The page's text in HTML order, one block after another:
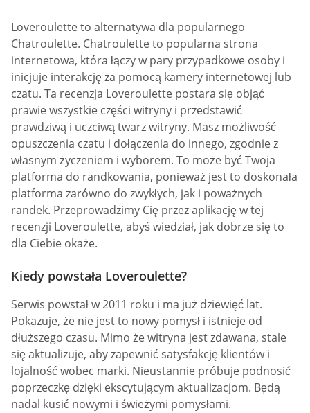
Loveroulette to alternatywa dla popularnego
Chatroulette. Chatroulette to popularna strona
internetowa, która łączy w pary przypadkowe osoby i
inicjuje interakcję za pomocą kamery internetowej lub
czatu. Ta recenzja Loveroulette postara się objąć
prawie wszystkie części witryny i przedstawić
prawdziwą i uczciwą twarz witryny. Masz możliwość
opuszczenia czatu i dołączenia do innego, zgodnie z
własnym życzeniem i wyborem. To może być Twoja
platforma do randkowania, ponieważ jest to doskonała
platforma zarówno do zwykłych, jak i poważnych
randek. Przeprowadzimy Cię przez aplikację w tej
recenzji Loveroulette, abyś wiedział, jak dobrze się to
dla Ciebie okaże.
Kiedy powstała Loveroulette?
Serwis powstał w 2011 roku i ma już dziewięć lat.
Pokazuje, że nie jest to nowy pomysł i istnieje od
dłuższego czasu. Mimo że witryna jest zdawana, stale
się aktualizuje, aby zapewnić satysfakcję klientów i
lojalność wobec marki. Nieustannie próbuje podnosić
poprzeczkę dzięki ekscytującym aktualizacjom. Będą
nadal kusić nowymi i świeżymi pomysłami.